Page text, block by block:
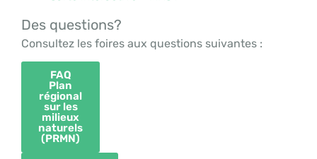
Des questions?
Consultez les foires aux questions suivantes :
FAQ
Plan
régional
sur les
milieux
naturels
(PRMN)